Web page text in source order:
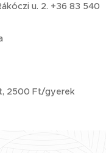
u. 2. +36 83 540
2500 Ft/gyerek